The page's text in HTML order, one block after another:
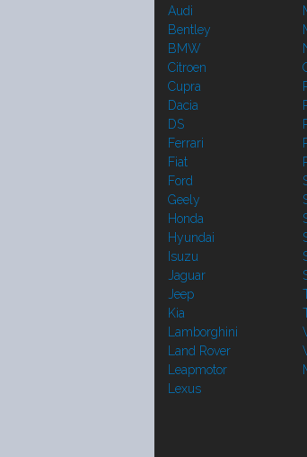
Audi
Bentley
BMW
Citroen
Cupra
Dacia
DS
Ferrari
Fiat
Ford
Geely
Honda
Hyundai
Isuzu
Jaguar
Jeep
Kia
Lamborghini
Land Rover
Leapmotor
Lexus